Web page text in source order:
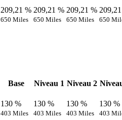
209,21 %
650 Miles
209,21 %
650 Miles
209,21 %
650 Miles 650
Base Niveau 1 Niveau 2
130 %
403 Miles
130 %
403 Miles
130 %
403 Miles
130 %
403